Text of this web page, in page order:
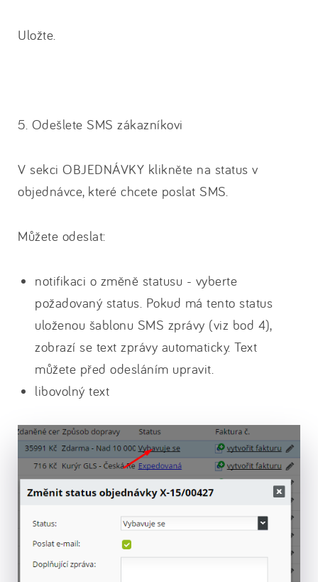
Uložte.
5. Odešlete SMS zákazníkovi
V sekci OBJEDNÁVKY klikněte na status v
objednávce, které chcete poslat SMS.
Můžete odeslat:
notifikaci o změně statusu - vyberte
požadovaný status. Pokud má tento status
uloženou šablonu SMS zprávy (viz bod 4),
zobrazí se text zprávy automaticky. Text
můžete před odesláním upravit.
libovolný text